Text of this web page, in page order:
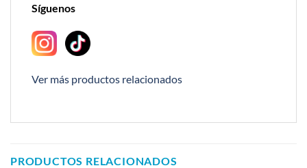
Síguenos
Ver más productos relacionados
PRODUCTOS RELACIONADOS